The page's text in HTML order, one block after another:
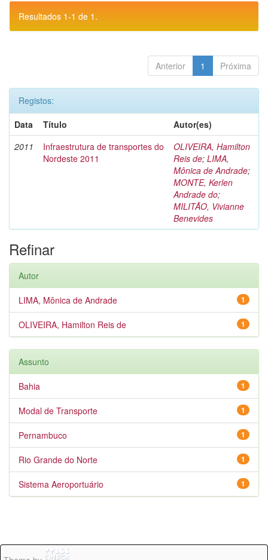
Resultados 1-1 de 1.
Anterior 1 Próxima
Registos:
Data
Título
Autor(es)
2011
Infraestrutura de transportes do
Nordeste 2011
OLIVEIRA, Hamilton
Reis de; LIMA,
Mônica de Andrade;
MONTE, Kerlen
Andrade do;
MILITÃO, Vivianne
Benevides
Refinar
Autor
1
LIMA, Mônica de Andrade
1
OLIVEIRA, Hamilton Reis de
Assunto
1
Bahia
1
Modal de Transporte
1
Pernambuco
1
Rio Grande do Norte
1
Sistema Aeroportuário